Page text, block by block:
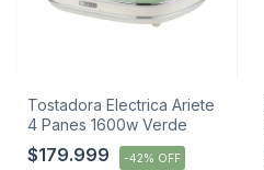
Tostadora Electrica Ariete
4 Panes 1600w Verde
$179.999 -42% OFF